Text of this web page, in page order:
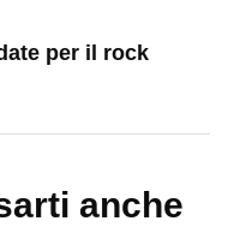
per il rock
anche